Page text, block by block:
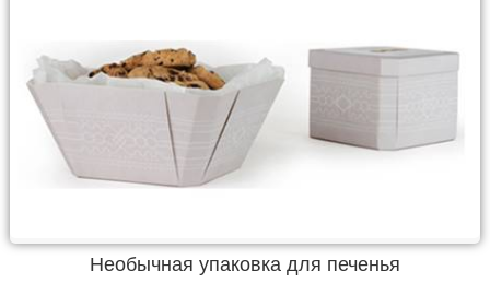
Необычная упаковка для печенья